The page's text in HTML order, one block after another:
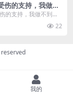
伤的支持，我做不
前任3》
的支持，我做不到
陪我来证明他爱我，
身上花心思...
22
我的